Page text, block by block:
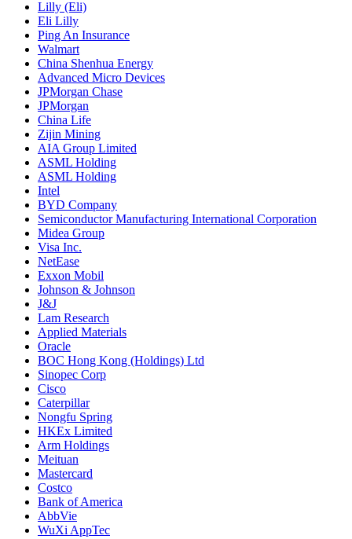
Lilly (Eli)
Eli Lilly
Ping An Insurance
Walmart
China Shenhua Energy
Advanced Micro Devices
JPMorgan Chase
JPMorgan
China Life
Zijin Mining
AIA Group Limited
ASML Holding
ASML Holding
Intel
BYD Company
Semiconductor Manufacturing International Corporation
Midea Group
Visa Inc.
NetEase
Exxon Mobil
Johnson & Johnson
J&J
Lam Research
Applied Materials
Oracle
BOC Hong Kong (Holdings) Ltd
Sinopec Corp
Cisco
Caterpillar
Nongfu Spring
HKEx Limited
Arm Holdings
Meituan
Mastercard
Costco
Bank of America
AbbVie
WuXi AppTec